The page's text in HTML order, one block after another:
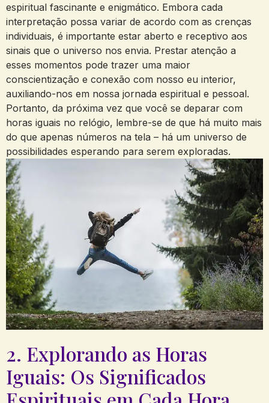
espiritual fascinante e enigmático. Embora cada
interpretação possa variar de acordo com as crenças
individuais, é importante estar aberto e receptivo aos
sinais que o universo nos envia. Prestar atenção a
esses momentos pode trazer uma maior
conscientização e conexão com nosso eu interior,
auxiliando-nos em nossa jornada espiritual e pessoal.
Portanto, da próxima vez que você se deparar com
horas iguais no relógio, lembre-se de que há muito mais
do que apenas números na tela – há um universo de
possibilidades esperando para serem exploradas.
2. Explorando as Horas
Iguais: Os Significados